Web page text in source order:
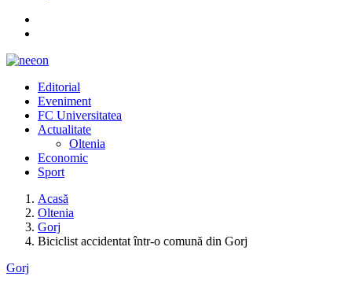
Editorial
Eveniment
FC Universitatea
Actualitate
Oltenia
Economic
Sport
Acasă
Oltenia
Gorj
Biciclist accidentat într-o comună din Gorj
Gorj